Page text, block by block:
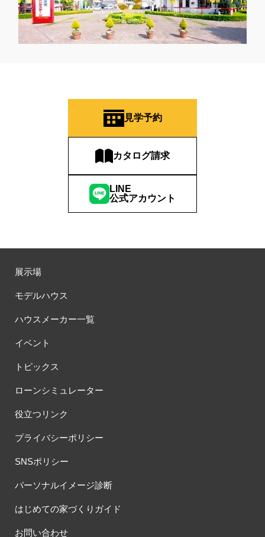
見学予約
カタログ請求
LINE
公式アカウント
展示場
モデルハウス
ハウスメーカー一覧
イベント
トピックス
ローンシミュレーター
役立つリンク
プライバシーポリシー
SNSポリシー
パーソナルイメージ診断
はじめての家づくりガイド
お問い合わせ